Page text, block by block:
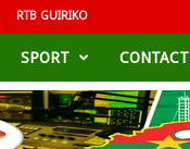
RTB GUIRIKO
SPORT CONTACT